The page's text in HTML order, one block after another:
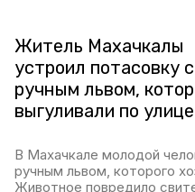
Житель Махачкалы
устроил потасовку с
ручным львом,
выгуливали по улице
В Махачкале молодой
ручным львом, которого
Животное повредило